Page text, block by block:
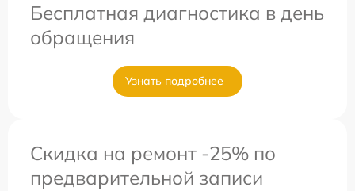
Бесплатная диагностика в день
обращения
Узнать подробнее
Скидка на ремонт -25% по
предварительной записи